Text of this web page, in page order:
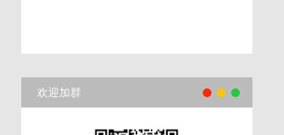
欢迎加群